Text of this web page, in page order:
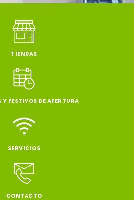
TIENDAS
Y FESTIVOS DE APERTURA
SERVICIOS
CONTACTO